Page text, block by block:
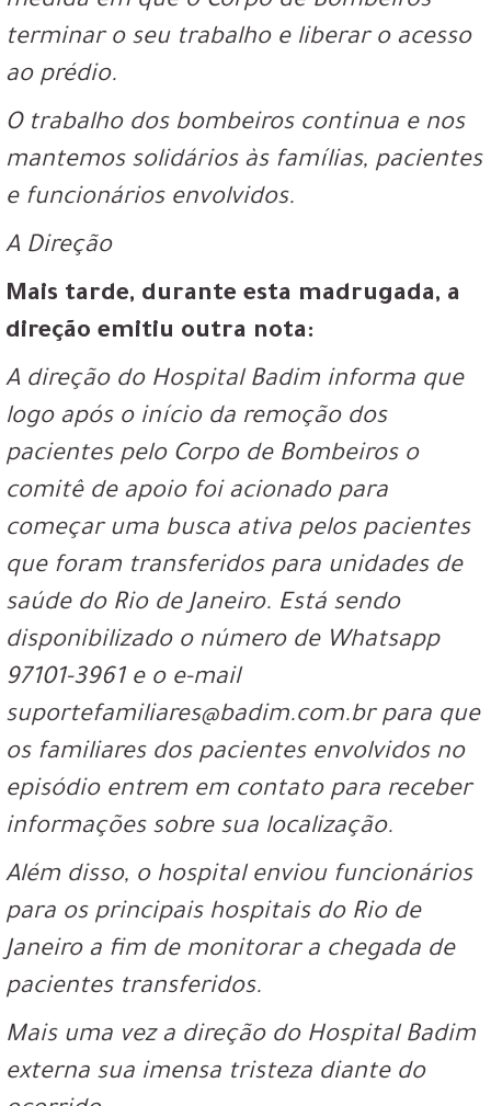
terminar o seu trabalho e liberar o acesso
ao prédio.
O trabalho dos bombeiros continua e nos
mantemos solidários às famílias, pacientes
e funcionários envolvidos.
A Direção
Mais tarde, durante esta madrugada, a
direção emitiu outra nota:
A direção do Hospital Badim informa que
logo após o início da remoção dos
pacientes pelo Corpo de Bombeiros o
comitê de apoio foi acionado para
começar uma busca ativa pelos pacientes
que foram transferidos para unidades de
saúde do Rio de Janeiro. Está sendo
disponibilizado o número de Whatsapp
97101-3961 e o e-mail
suportefamiliares@badim.com.br para que
os familiares dos pacientes envolvidos no
episódio entrem em contato para receber
informações sobre sua localização.
Além disso, o hospital enviou funcionários
para os principais hospitais do Rio de
Janeiro a fim de monitorar a chegada de
pacientes transferidos.
Mais uma vez a direção do Hospital Badim
externa sua imensa tristeza diante do